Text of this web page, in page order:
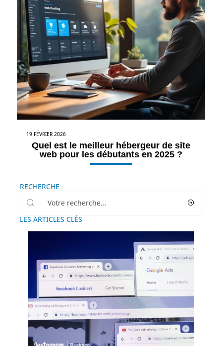
19 FÉVRIER 2026
Quel est le meilleur hébergeur de site
web pour les débutants en 2025 ?
RECHERCHE
LES ARTICLES CLÉS